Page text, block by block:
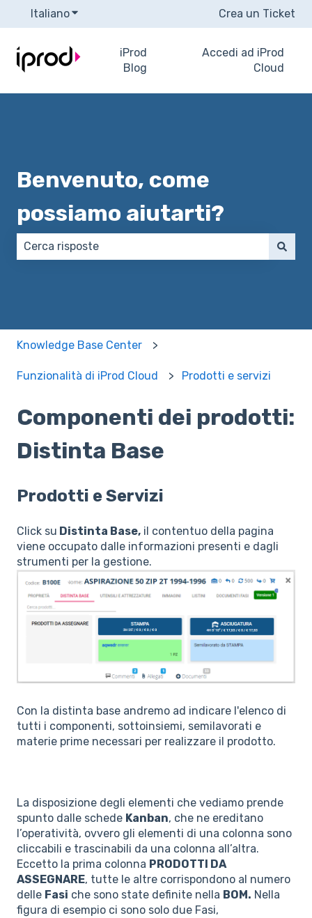
ItalianoMostra sottomenu per le traduzioniCrea un Ticket
iProd
Blog
Accedi ad iProd
Cloud
Benvenuto, come
possiamo aiutarti?
Knowledge Base Center
Funzionalità di iProd Cloud Prodotti e servizi
Componenti dei prodotti:
Distinta Base
Prodotti e Servizi
Click su Distinta Base, il contentuo della pagina
viene occupato dalle informazioni presenti e dagli
strumenti per la gestione.
Con la distinta base andremo ad indicare l'elenco di
tutti i componenti, sottoinsiemi, semilavorati e
materie prime necessari per realizzare il prodotto.
La disposizione degli elementi che vediamo prende
spunto dalle schede Kanban, che ne ereditano
l’operatività, ovvero gli elementi di una colonna sono
cliccabili e trascinabili da una colonna all’altra.
Eccetto la prima colonna PRODOTTI DA
ASSEGNARE, tutte le altre corrispondono al numero
delle Fasi che sono state definite nella BOM . Nella
figura di esempio ci sono solo due Fasi,